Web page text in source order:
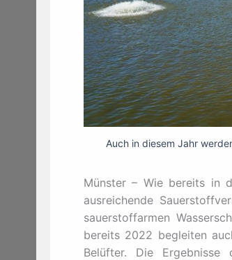
Auch in diesem Jahr
Münster – Wie bereits in
ausreichende
sauerstoffarmen
bereits 2022 begleiten
Belüfter. Die